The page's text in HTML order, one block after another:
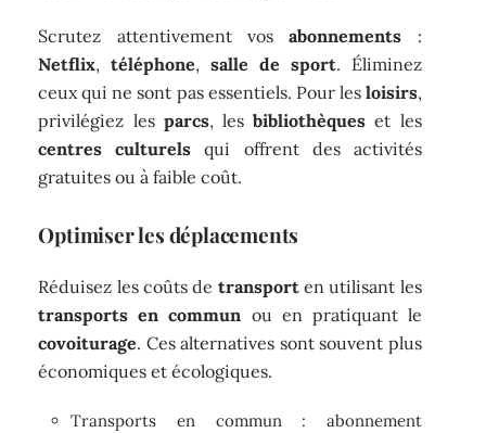
Scrutez attentivement vosabonnements :
Netflix,téléphone,salle de sport. Éliminez
ceux qui ne sont pas essentiels. Pour les loisirs,
privilégiez les parcs, lesbibliothèques et les
centres culturels qui offrent des activités
gratuites ou à faible coût.
Optimiser les déplacements
Réduisez les coûts de transporten utilisant les
transports en commun ou en pratiquant le
covoiturage. Ces alternatives sont souvent plus
économiques et écologiques.
Transports en commun : abonnement